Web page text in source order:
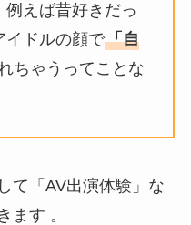
例えば昔好きだっ
イドルの顔で「自
ちゃうってことな
て「AV出演体験」な
ます 。